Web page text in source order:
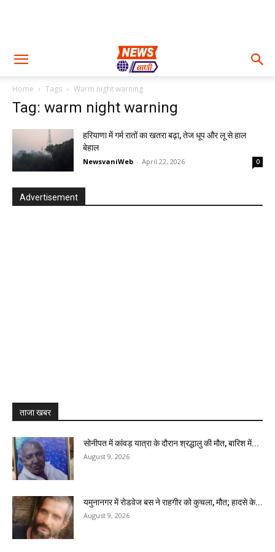
Home Tags Warm night warning
Tag: warm night warning
हरियाणा में गर्म रातों का खतरा बढ़ा, तेज धूप और लू से हाल
बेहाल
NewsvaniWeb - April 22, 2026 0
Advertisement
ताजा खबर
सोनीपत में कांवड़ यात्रा के दौरान श्रद्धालु की मौत, बारिश में...
August 9, 2026
यमुनानगर में रोडवेज बस ने राहगीर को कुचला, मौत; हादसे के...
August 9, 2026